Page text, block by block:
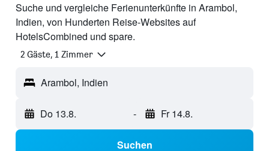
Suche und vergleiche Ferienunterkünfte in Arambol,
Indien, von Hunderten Reise-Websites auf
HotelsCombined und spare.
2 Gäste, 1 Zimmer
Arambol, Indien
Do 13.8. - Fr 14.8.
Suchen